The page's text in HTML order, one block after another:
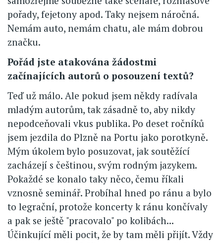
pořady, fejetony apod. Taky nejsem náročná.
Nemám auto, nemám chatu, ale mám dobrou
značku.
Pořád jste atakována žádostmi
začínajících autorů o posouzení textů?
Teď už málo. Ale pokud jsem někdy radívala
mladým autorům, tak zásadně to, aby nikdy
nepodceňovali vkus publika. Po deset ročníků
jsem jezdila do Plzně na Portu jako porotkyně.
Mým úkolem bylo posuzovat, jak soutěžící
zacházejí s češtinou, svým rodným jazykem.
Pokaždé se konalo taky něco, čemu říkali
vznosně seminář. Probíhal hned po ránu a bylo
to legrační, protože koncerty k ránu končívaly
a pak se ještě "pracovalo" po kolibách...
Účinkující měli pocit, že by tam měli přijít. Vždy